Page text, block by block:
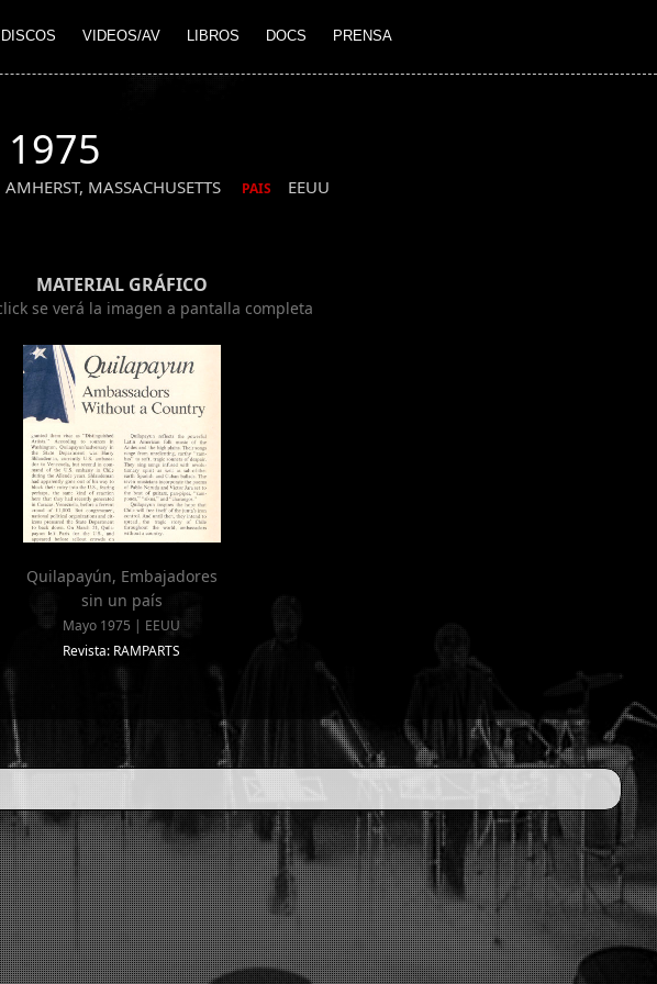
DISCOS VIDEOS/AV LIBROS DOCS PRENSA
1975
AMHERST, MASSACHUSETTS PAIS EEUU
MATERIAL GRÁFICO
se verá la imagen a pantalla completa
Quilapayún, Embajadores
sin un país
Mayo 1975 | EEUU
Revista: RAMPARTS